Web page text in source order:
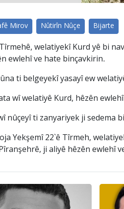
Mirov Nûtirîn Nûçe Bijarte
welatiyekî Kurd yê bi
ewlehî ve hate binçavkirin.
ti belgeyekî yasayî ew
wî welatiyê Kurd, hêzên
nûçeyî ti zanyariyek ji sedema
Yekşemî 22`ê Tîrmeh,
ji aliyê hêzên ewlehî